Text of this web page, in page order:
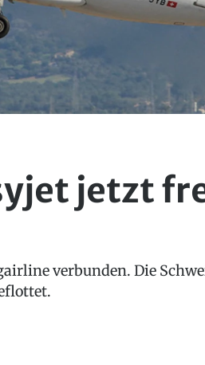
jetzt
verbunden. Die